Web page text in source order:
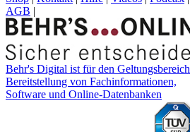
AGB |
Behr's Digital ist für den Geltungsbereich
Bereitstellung von Fachinformationen,
Software und Online-Datenbanken